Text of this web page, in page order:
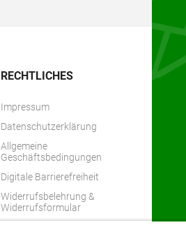
RECHTLICHES
Impressum
Datenschutzerklärung
Allgemeine
Geschäftsbedingungen
Digitale Barrierefreiheit
Widerrufsbelehrung &
Widerrufsformular